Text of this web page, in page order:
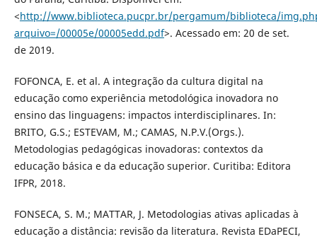
<http://www.biblioteca.pucpr.br/pergamum/biblioteca/
arquivo=/00005e/00005edd.pdf>. Acessado em: 20 de set.
de 2019.
FOFONCA, E. et al. A integração da cultura digital na
educação como experiência metodológica inovadora no
ensino das linguagens: impactos interdisciplinares. In:
BRITO, G.S.; ESTEVAM, M.; CAMAS, N.P.V.(Orgs.).
Metodologias pedagógicas inovadoras: contextos da
educação básica e da educação superior. Curitiba: Editora
IFPR, 2018.
FONSECA, S. M.; MATTAR, J. Metodologias ativas aplicadas à
educação a distância: revisão da literatura. Revista EDaPECI,